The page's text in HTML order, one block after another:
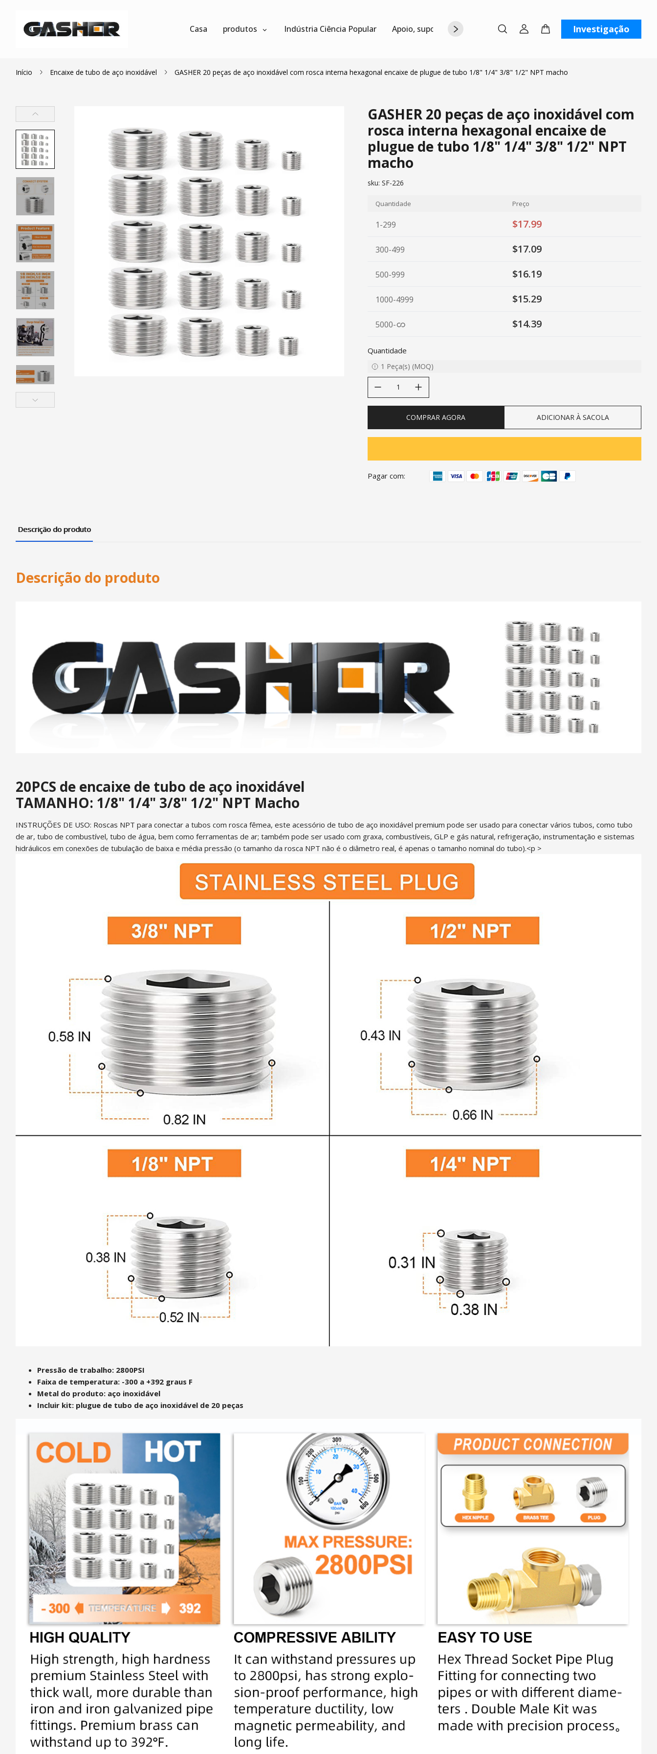
Casa produtos Indústria Ciência Popular Apoio, suporte Sobre nós Contate-nos Investigação
Início Encaixe de tubo de aço inoxidável GASHER 20 peças de aço inoxidável com rosca interna hexagonal encaixe de plugue de tubo 1/8" 1/4" 3/8" 1/2" NPT macho
GASHER 20 peças de aço inoxidável com
rosca interna hexagonal encaixe de
plugue de tubo 1/8" 1/4" 3/8" 1/2" NPT
macho
sku: SF-226
Quantidade Preço
1-299 $17.99
300-499 $17.09
500-999 $16.19
1000-4999 $15.29
5000- $14.39
Quantidade
1 Peça(s) (MOQ)
COMPRAR AGORA ADICIONAR À SACOLA
Pagar com:
Descrição do produto
Descrição do produto
20PCS de encaixe de tubo de aço inoxidável
TAMANHO: 1/8" 1/4" 3/8" 1/2" NPT Macho
INSTRUÇÕES DE USO: Roscas NPT para conectar a tubos com rosca fêmea, este acessório de tubo de aço inoxidável premium pode ser usado para conectar vários tubos, como tubo
de ar, tubo de combustível, tubo de água, bem como ferramentas de ar; também pode ser usado com graxa, combustíveis, GLP e gás natural, refrigeração, instrumentação e sistemas
hidráulicos em conexões de tubulação de baixa e média pressão (o tamanho da rosca NPT não é o diâmetro real, é apenas o tamanho nominal do tubo).<p >
Pressão de trabalho: 2800PSI
Faixa de temperatura: -300 a +392 graus F
Metal do produto: aço inoxidável
Incluir kit: plugue de tubo de aço inoxidável de 20 peças